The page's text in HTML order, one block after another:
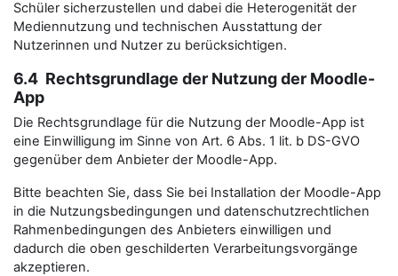
Schüler sicherzustellen und dabei die Heterogenität der
Mediennutzung und technischen Ausstattung der
Nutzerinnen und Nutzer zu berücksichtigen.
6.4 Rechtsgrundlage der Nutzung der Moodle-
App
Die Rechtsgrundlage für die Nutzung der Moodle-App ist
eine Einwilligung im Sinne von Art. 6 Abs. 1 lit. b DS-GVO
gegenüber dem Anbieter der Moodle-App.
Bitte beachten Sie, dass Sie bei Installation der Moodle-App
in die Nutzungsbedingungen und datenschutzrechtlichen
Rahmenbedingungen des Anbieters einwilligen und
dadurch die oben geschilderten Verarbeitungsvorgänge
akzeptieren.